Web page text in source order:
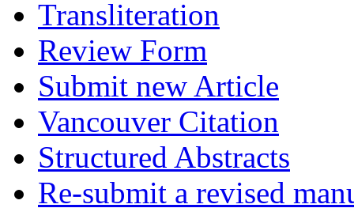
Transliteration
Review Form
Submit new Article
Vancouver Citation
Structured Abstracts
Re-submit a revised